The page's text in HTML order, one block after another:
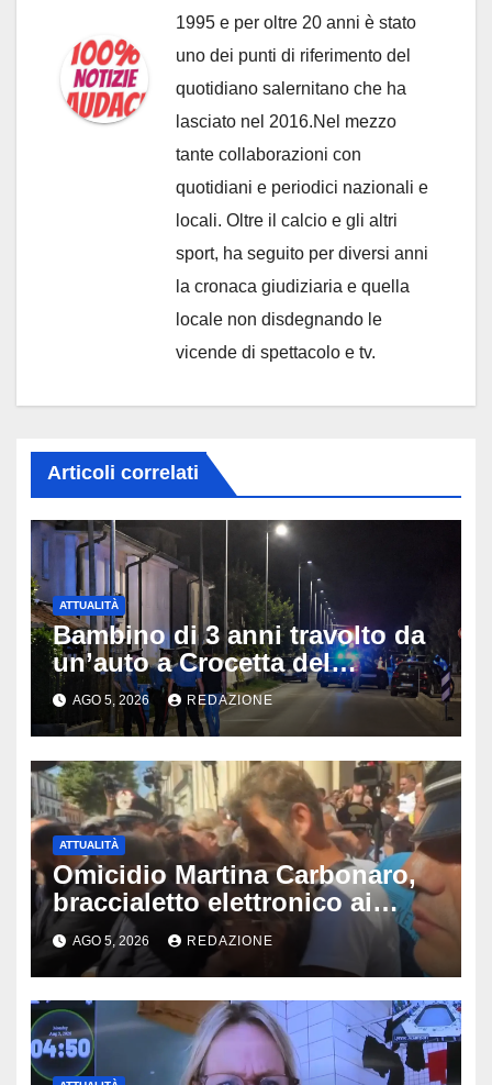
1995 e per oltre 20 anni è stato
uno dei punti di riferimento del
quotidiano salernitano che ha
lasciato nel 2016.Nel mezzo
tante collaborazioni con
quotidiani e periodici nazionali e
locali. Oltre il calcio e gli altri
sport, ha seguito per diversi anni
la cronaca giudiziaria e quella
locale non disdegnando le
vicende di spettacolo e tv.
Articoli correlati
ATTUALITÀ
Bambino di 3 anni travolto da
un’auto a Crocetta del
Montello: è gravissimo,
trasportato in elicottero a
Padova
AGO 5, 2026 REDAZIONE
ATTUALITÀ
Omicidio Martina Carbonaro,
braccialetto elettronico ai
genitori della 14enne: non
potranno avvicinarsi alla
famiglia di Alessio Tucci
AGO 5, 2026 REDAZIONE